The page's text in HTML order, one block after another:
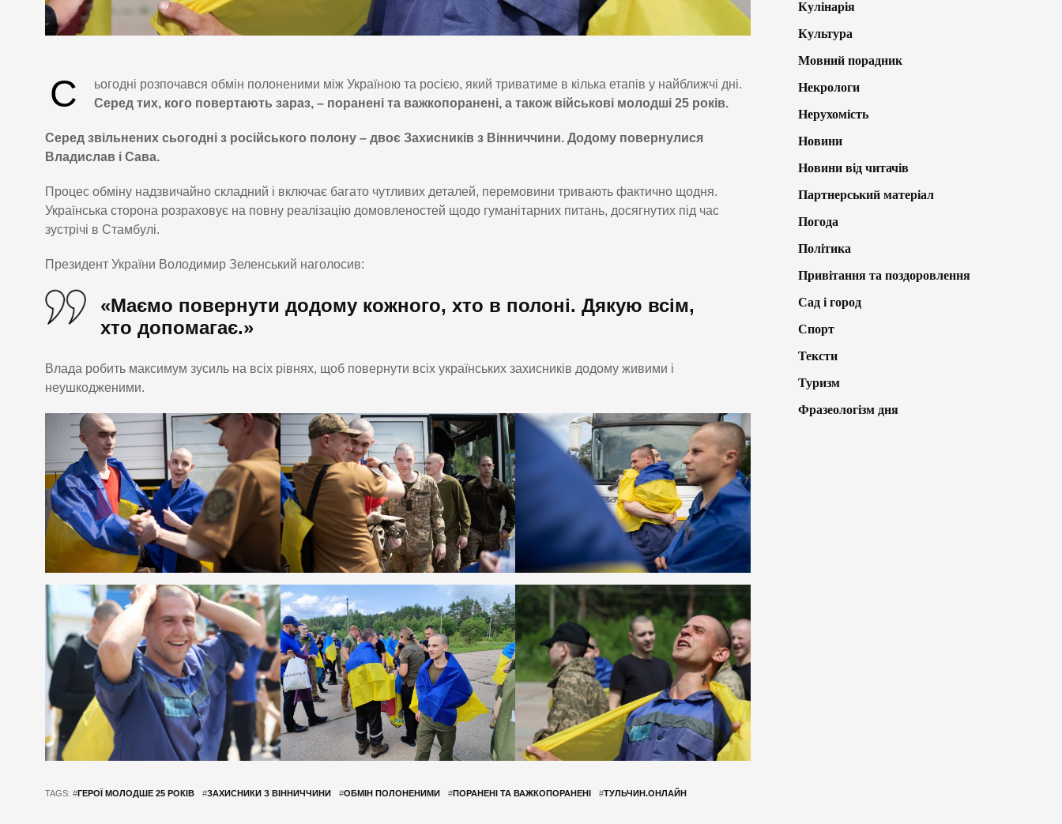
С
ьогодні розпочався обмін полоненими між Україною та росією, який триватиме в кілька етапів у найближчі дні.
Серед тих, кого повертають зараз, – поранені та важкопоранені, а також військові молодші 25 років.
Серед звільнених сьогодні з російського полону – двоє Захисників з Вінниччини. Додому повернулися
Владислав і Сава.
Процес обміну надзвичайно складний і включає багато чутливих деталей, перемовини тривають фактично щодня.
Українська сторона розраховує на повну реалізацію домовленостей щодо гуманітарних питань, досягнутих під час
зустрічі в Стамбулі.
Президент України Володимир Зеленський наголосив:
«Маємо повернути додому кожного, хто в полоні. Дякую всім,
хто допомагає.»
Влада робить максимум зусиль на всіх рівнях, щоб повернути всіх українських захисників додому живими і
неушкодженими.
TAGS: #ГЕРОЇ МОЛОДШЕ 25 РОКІВ #ЗАХИСНИКИ З ВІННИЧЧИНИ #ОБМІН ПОЛОНЕНИМИ #ПОРАНЕНІ ТА ВАЖКОПОРАНЕНІ #ТУЛЬЧИН.ОНЛАЙН
Кулінарія
Культура
Мовний порадник
Некрологи
Нерухомість
Новини
Новини від читачів
Партнерський матеріал
Погода
Політика
Привітання та поздоровлення
Сад і город
Спорт
Тексти
Туризм
Фразеологізм дня